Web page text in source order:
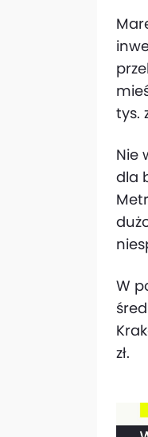
tys.
Nie
dla
W
zł.